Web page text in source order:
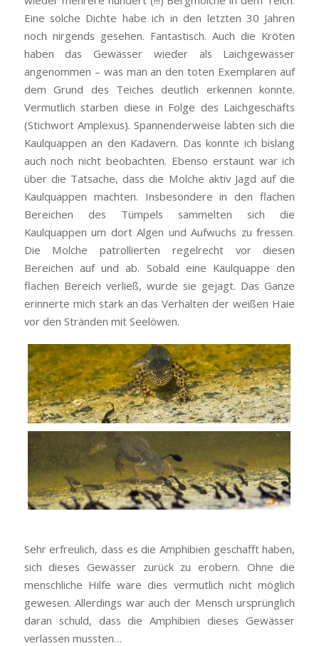
Eine solche Dichte habe ich in den letzten 30 Jahren
noch nirgends gesehen. Fantastisch. Auch die Kröten
haben das Gewässer wieder als Laichgewässer
angenommen – was man an den toten Exemplaren auf
dem Grund des Teiches deutlich erkennen konnte.
Vermutlich starben diese in Folge des Laichgeschäfts
(Stichwort Amplexus). Spannenderweise labten sich die
Kaulquappen an den Kadavern. Das konnte ich bislang
auch noch nicht beobachten. Ebenso erstaunt war ich
über die Tatsache, dass die Molche aktiv Jagd auf die
Kaulquappen machten. Insbesondere in den flachen
Bereichen des Tümpels sammelten sich die
Kaulquappen um dort Algen und Aufwuchs zu fressen.
Die Molche patrollierten regelrecht vor diesen
Bereichen auf und ab. Sobald eine Kaulquappe den
flachen Bereich verließ, wurde sie gejagt. Das Ganze
erinnerte mich stark an das Verhalten der weißen Haie
vor den Stränden mit Seelöwen.
Sehr erfreulich, dass es die Amphibien geschafft haben,
sich dieses Gewässer zurück zu erobern. Ohne die
menschliche Hilfe wäre dies vermutlich nicht möglich
gewesen. Allerdings war auch der Mensch ursprünglich
daran schuld, dass die Amphibien dieses Gewässer
verlassen mussten…